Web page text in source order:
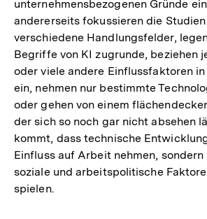
unternehmensbezogenen Gründe
andererseits fokussieren die
verschiedene Handlungsfelder,
Begriffe von KI zugrunde, beziehen
oder viele andere Einflussfaktoren
ein, nehmen nur bestimmte
oder gehen von einem
der sich so noch gar nicht absehen
kommt, dass technische
Einfluss auf Arbeit nehmen, sondern
soziale und arbeitspolitische
spielen.